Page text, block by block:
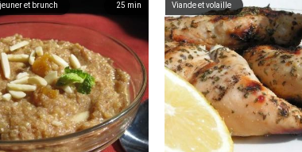
25 min
et brunch Viande et volaille